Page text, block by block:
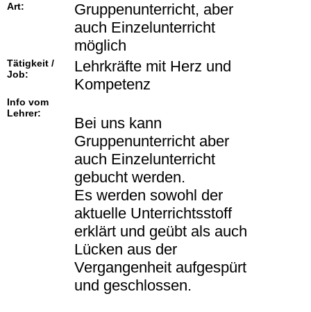
Art:
Gruppenunterricht, aber
auch Einzelunterricht
möglich
Tätigkeit /
Job:
Lehrkräfte mit Herz und
Kompetenz
Info vom
Lehrer:
Bei uns kann
Gruppenunterricht aber
auch Einzelunterricht
gebucht werden.
Es werden sowohl der
aktuelle Unterrichtsstoff
erklärt und geübt als auch
Lücken aus der
Vergangenheit aufgespürt
und geschlossen.